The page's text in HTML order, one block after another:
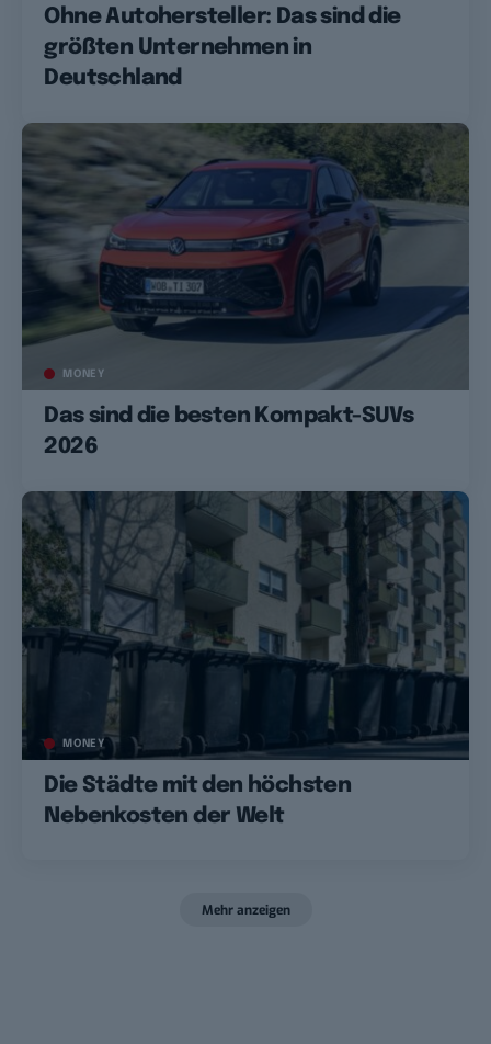
Ohne Autohersteller: Das sind die
größten Unternehmen in
Deutschland
MONEY
Das sind die besten Kompakt-SUVs
2026
MONEY
Die Städte mit den höchsten
Nebenkosten der Welt
Mehr anzeigen